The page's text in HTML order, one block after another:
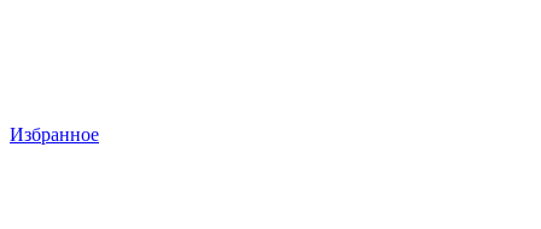
Избранное